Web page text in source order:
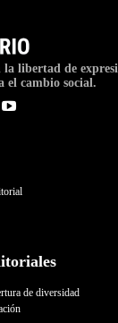
libertad de
el cambio social.
de diversidad